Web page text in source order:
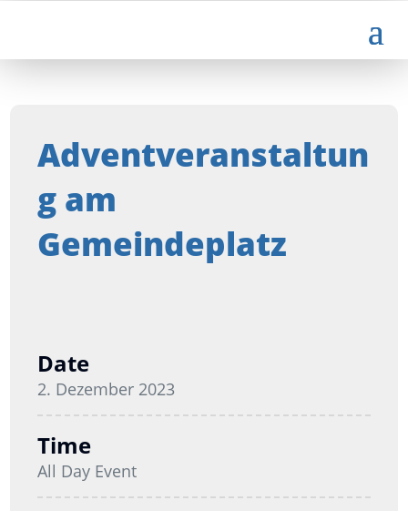
Adventveranstaltun
g am
Gemeindeplatz
Date
2. Dezember 2023
Time
All Day Event